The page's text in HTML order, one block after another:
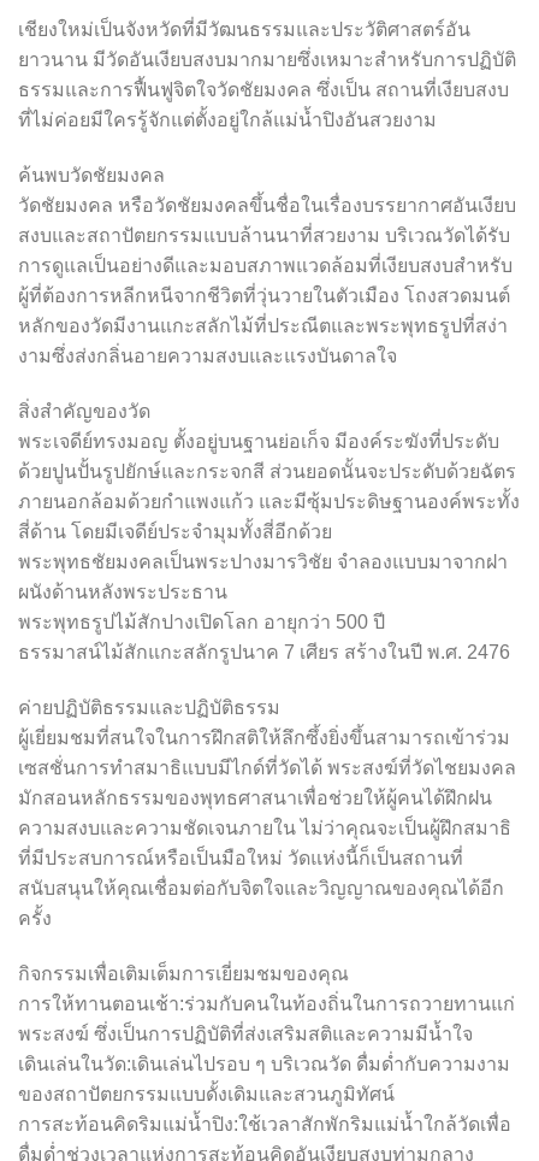
เชียงใหม่เป็นจังหวัดที่มีวัฒนธรรมและประวัติศาสตร์อัน
ยาวนาน มีวัดอันเงียบสงบมากมายซึ่งเหมาะสำหรับการปฏิบัติ
ธรรมและการฟื้นฟูจิตใจวัดชัยมงคล ซึ่งเป็น สถานที่เงียบสงบ
ที่ไม่ค่อยมีใครรู้จักแต่ตั้งอยู่ใกล้แม่น้ำปิงอันสวยงาม
ค้นพบวัดชัยมงคล
วัดชัยมงคล หรือวัดชัยมงคลขึ้นชื่อในเรื่องบรรยากาศอันเงียบ
สงบและสถาปัตยกรรมแบบล้านนาที่สวยงาม บริเวณวัดได้รับ
การดูแลเป็นอย่างดีและมอบสภาพแวดล้อมที่เงียบสงบสำหรับ
ผู้ที่ต้องการหลีกหนีจากชีวิตที่วุ่นวายในตัวเมือง โถงสวดมนต์
หลักของวัดมีงานแกะสลักไม้ที่ประณีตและพระพุทธรูปที่สง่า
งามซึ่งส่งกลิ่นอายความสงบและแรงบันดาลใจ
สิ่งสำคัญของวัด
พระเจดีย์ทรงมอญ ตั้งอยู่บนฐานย่อเก็จ มีองค์ระฆังที่ประดับ
ด้วยปูนปั้นรูปยักษ์และกระจกสี ส่วนยอดนั้นจะประดับด้วยฉัตร
ภายนอกล้อมด้วยกำแพงแก้ว และมีซุ้มประดิษฐานองค์พระทั้ง
สี่ด้าน โดยมีเจดีย์ประจำมุมทั้งสี่อีกด้วย
พระพุทธชัยมงคลเป็นพระปางมารวิชัย จำลองแบบมาจากฝา
ผนังด้านหลังพระประธาน
พระพุทธรูปไม้สักปางเปิดโลก อายุกว่า 500 ปี
ธรรมาสน์ไม้สักแกะสลักรูปนาค 7 เศียร สร้างในปี พ.ศ. 2476
ค่ายปฏิบัติธรรมและปฏิบัติธรรม
ผู้เยี่ยมชมที่สนใจในการฝึกสติให้ลึกซึ้งยิ่งขึ้นสามารถเข้าร่วม
เซสชั่นการทำสมาธิแบบมีไกด์ที่วัดได้ พระสงฆ์ที่วัดไชยมงคล
มักสอนหลักธรรมของพุทธศาสนาเพื่อช่วยให้ผู้คนได้ฝึกฝน
ความสงบและความชัดเจนภายใน ไม่ว่าคุณจะเป็นผู้ฝึกสมาธิ
ที่มีประสบการณ์หรือเป็นมือใหม่ วัดแห่งนี้ก็เป็นสถานที่
สนับสนุนให้คุณเชื่อมต่อกับจิตใจและวิญญาณของคุณได้อีก
ครั้ง
กิจกรรมเพื่อเติมเต็มการเยี่ยมชมของคุณ
การให้ทานตอนเช้า:ร่วมกับคนในท้องถิ่นในการถวายทานแก่
พระสงฆ์ ซึ่งเป็นการปฏิบัติที่ส่งเสริมสติและความมีน้ำใจ
เดินเล่นในวัด:เดินเล่นไปรอบ ๆ บริเวณวัด ดื่มด่ำกับความงาม
ของสถาปัตยกรรมแบบดั้งเดิมและสวนภูมิทัศน์
การสะท้อนคิดริมแม่น้ำปิง:ใช้เวลาสักพักริมแม่น้ำใกล้วัดเพื่อ
ดื่มด่ำช่วงเวลาแห่งการสะท้อนคิดอันเงียบสงบท่ามกลาง